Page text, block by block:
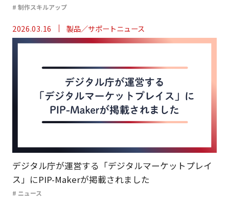
# 制作スキルアップ
2026.03.16 製品／サポートニュース
デジタル庁が運営する「デジタルマーケットプレイ
ス」にPIP-Makerが掲載されました
# ニュース